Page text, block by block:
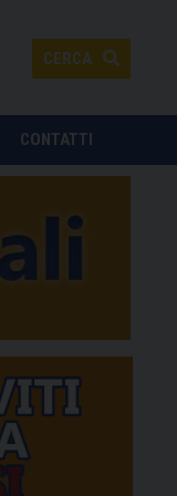
CERCA
CONTATTI